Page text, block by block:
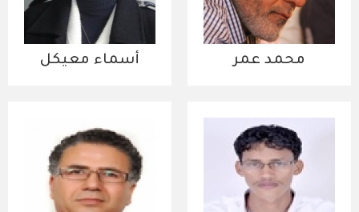
محمد عمر أسماء معيكل